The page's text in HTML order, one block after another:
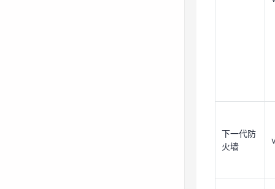
下一代防
火墙
下一代防
火墙